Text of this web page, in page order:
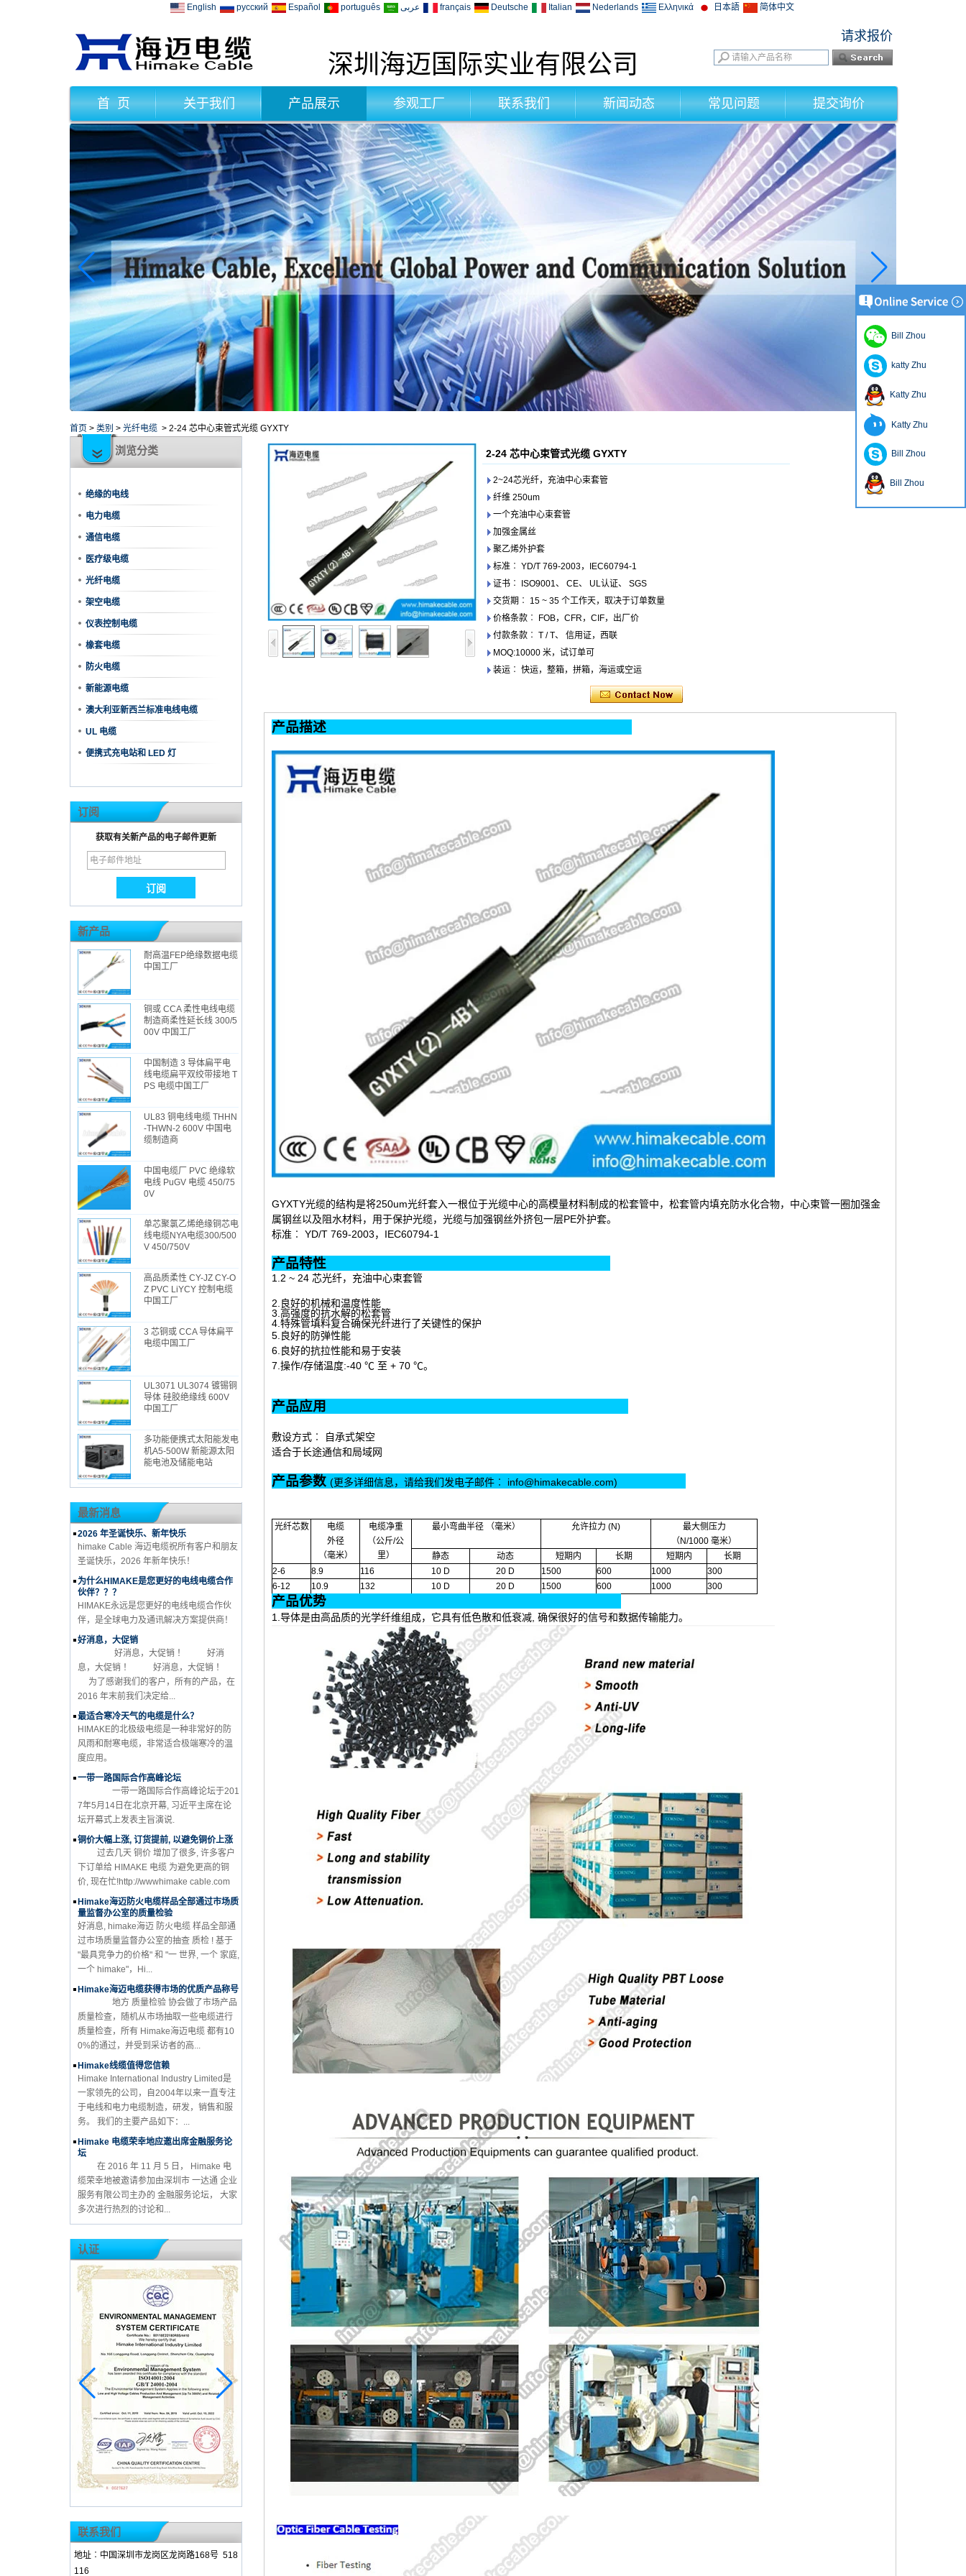
English русский Español português عربى français Deutsche Italian Nederlands Ελληνικά 日本語 简体中文
深圳海迈国际实业有限公司
请求报价
首 页 关于我们 产品展示 参观工厂 联系我们 新闻动态 常见问题 提交询价
首页 > 类别 > 光纤电缆 > 2-24 芯中心束管式光缆 GYXTY
浏览分类
绝缘的电线
电力电缆
通信电缆
医疗级电缆
光纤电缆
架空电缆
仪表控制电缆
橡套电缆
防火电缆
新能源电缆
澳大利亚新西兰标准电线电缆
UL 电缆
便携式充电站和 LED 灯
订阅
获取有关新产品的电子邮件更新
新产品
耐高温FEP绝缘数据电缆
中国工厂
铜或 CCA 柔性电线电缆
制造商柔性延长线 300/5
00V 中国工厂
中国制造 3 导体扁平电
线电缆扁平双绞带接地 T
PS 电缆中国工厂
UL83 铜电线电缆 THHN
-THWN-2 600V 中国电
缆制造商
中国电缆厂 PVC 绝缘软
电线 PuGV 电缆 450/75
0V
单芯聚氯乙烯绝缘铜芯电
线电缆NYA电缆300/500
V 450/750V
高品质柔性 CY-JZ CY-O
Z PVC LiYCY 控制电缆
中国工厂
3 芯铜或 CCA 导体扁平
电缆中国工厂
UL3071 UL3074 镀锡铜
导体 硅胶绝缘线 600V
中国工厂
多功能便携式太阳能发电
机A5-500W 新能源太阳
能电池及储能电站
最新消息
2026 年圣诞快乐、新年快乐
himake Cable 海迈电缆祝所有客户和朋友
圣诞快乐，2026 年新年快乐！
为什么HIMAKE是您更好的电线电缆合作
伙伴？？？
HIMAKE永远是您更好的电线电缆合作伙
伴，是全球电力及通讯解决方案提供商！
好消息，大促销
好消息，大促销 ！ 好消
息，大促销 ！ 好消息，大促销 ！
为了感谢我们的客户，所有的产品，在
2016 年末前我们决定给...
最适合寒冷天气的电缆是什么？
HIMAKE的北极级电缆是一种非常好的防
风雨和耐寒电缆，非常适合极端寒冷的温
度应用。
一带一路国际合作高峰论坛
一带一路国际合作高峰论坛于201
7年5月14日在北京开幕, 习近平主席在论
坛开幕式上发表主旨演说.
铜价大幅上涨, 订货提前, 以避免铜价上涨
过去几天 铜价 增加了很多, 许多客户
下订单给 HIMAKE 电缆 为避免更高的铜
价, 现在忙!http://wwwhimake cable.com
Himake海迈防火电缆样品全部通过市场质
量监督办公室的质量检验
好消息, himake海迈 防火电缆 样品全部通
过市场质量监督办公室的抽查 质检 ! 基于
"最具竞争力的价格" 和 "一 世界, 一个 家庭,
一个 himake"，Hi...
Himake海迈电缆获得市场的优质产品称号
地方 质量检验 协会做了市场产品
质量检查，随机从市场抽取一些电缆进行
质量检查，所有 Himake海迈电缆 都有10
0%的通过，并受到采访者的高...
Himake线缆值得您信赖
Himake International Industry Limited是
一家领先的公司，自2004年以来一直专注
于电线和电力电缆制造，研发，销售和服
务。 我们的主要产品如下：...
Himake 电缆荣幸地应邀出席金融服务论
坛
在 2016 年 11 月 5 日， Himake 电
缆荣幸地被邀请参加由深圳市 一达通 企业
服务有限公司主办的 金融服务论坛， 大家
多次进行热烈的讨论和...
认证
联系我们
地址︰中国深圳市龙岗区龙岗路168号 518
116
2-24 芯中心束管式光缆 GYXTY
2~24芯光纤，充油中心束套管
纤维 250um
一个充油中心束套管
加强金属丝
聚乙烯外护套
标准︰ YD/T 769-2003，IEC60794-1
证书︰ ISO9001、 CE、 UL认证、 SGS
交货期︰ 15 ~ 35 个工作天，取决于订单数量
价格条款︰ FOB，CFR，CIF，出厂价
付款条款︰ T / T、 信用证，西联
MOQ:10000 米，试订单可
装运︰ 快运，整箱，拼箱，海运或空运
产品描述
GYXTY光缆的结构是将250um光纤套入一根位于光缆中心的高模量材料制成的松套管中，松套管内填充防水化合物，中心束管一圈加强金
属钢丝以及阻水材料，用于保护光缆，光缆与加强钢丝外挤包一层PE外护套。
标准︰ YD/T 769-2003，IEC60794-1
产品特性
1.2 ~ 24 芯光纤，充油中心束套管
2.良好的机械和温度性能
3.高强度的抗水解的松套管
4.特殊管填料复合确保光纤进行了关键性的保护
5.良好的防弹性能
6.良好的抗拉性能和易于安装
7.操作/存储温度:-40 ℃ 至 + 70 ℃。
产品应用
敷设方式︰ 自承式架空
适合于长途通信和局域网
产品参数 (更多详细信息，请给我们发电子邮件︰ info@himakecable.com)
光纤芯数
电缆
外径
（毫米）
电缆净重
（公斤/公
里）
最小弯曲半径 （毫米） 允许拉力 (N)
最大侧压力
（N/1000 毫米）
静态
动态 短期内 长期 短期内
长期
2-6
8.9 116 10 D 20 D 1500 600 1000
300
6-12
10.9 132 10 D 20 D 1500 600 1000 300
产品优势
1.导体是由高品质的光学纤维组成，它具有低色散和低衰减, 确保很好的信号和数据传输能力。
Bill Zhou
katty Zhu
Katty Zhu
Katty Zhu
Bill Zhou
Bill Zhou